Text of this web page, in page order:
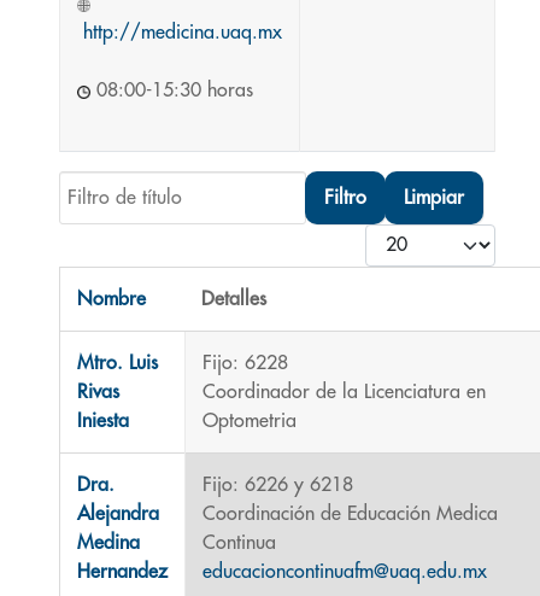
http://medicina.uaq.mx
08:00-15:30 horas
Filtro de título
Filtro Limpiar
Cantidad
Nombre Detalles
Mtro. Luis
Rivas
Iniesta
Fijo: 6228
Coordinador de la Licenciatura en
Optometria
Dra.
Alejandra
Medina
Hernandez
Fijo: 6226 y 6218
Coordinación de Educación Medica
Continua
educacioncontinuafm@uaq.edu.mx